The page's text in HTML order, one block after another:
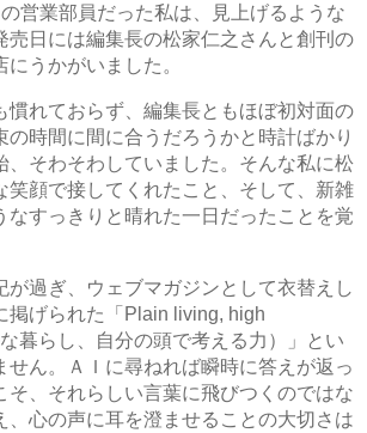
営業部員だった私は、見上げるような
売日には編集長の松家仁之さんと創刊の
うかがいました。
れておらず、編集長ともほぼ初対面の
の時間に間に合うだろうかと時計ばかり
、そわそわしていました。そんな私に松
笑顔で接してくれたこと、そして、新雑
なすっきりと晴れた一日だったことを覚
過ぎ、ウェブマガジンとして衣替えし
掲げられた「Plain living, high
暮らし、自分の頭で考える力）」とい
せん。ＡＩに尋ねれば瞬時に答えが返っ
そ、それらしい言葉に飛びつくのではな
、心の声に耳を澄ませることの大切さは